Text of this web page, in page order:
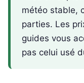
météo stable,
parties. Les
guides vous
pas celui usé